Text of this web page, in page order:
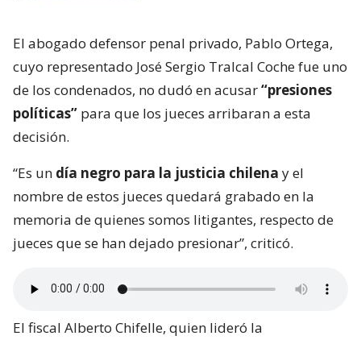
El abogado defensor penal privado, Pablo Ortega,
cuyo representado José Sergio Tralcal Coche fue uno
de los condenados, no dudó en acusar“presiones
políticas” para que los jueces arribaran a esta
decisión.
“Es un día negro para la justicia chilena y el
nombre de estos jueces quedará grabado en la
memoria de quienes somos litigantes, respecto de
jueces que se han dejado presionar”, criticó.
El fiscal Alberto Chifelle, quien lideró la